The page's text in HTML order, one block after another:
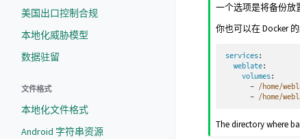
美国出口控制合规
本地化威胁模型
数据驻留
文件格式
本地化文件格式
Android 字符串资源
一个选项是将备份放
你也可以在 Docker
services:
weblate:
volumes:
- /home/
- /home/
The directory where